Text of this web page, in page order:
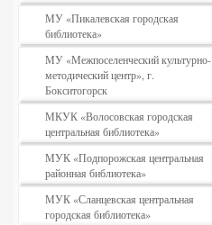
МУ «Пикалевская городская
библиотека»
МУ «Межпоселенческий культурно-
методический центр», г.
Бокситогорск
МКУК «Волосовская городская
центральная библиотека»
МУК «Подпорожская центральная
районная библиотека»
МУК «Сланцевская центральная
городская библиотека»